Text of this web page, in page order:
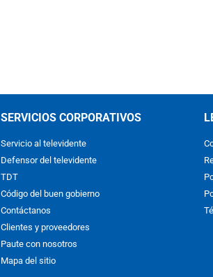
SERVICIOS CORPORATIVOS
Servicio al televidente
Defensor del televidente
TDT
Código del buen gobierno
Contáctanos
Clientes y proveedores
Paute con nosotros
Mapa del sitio